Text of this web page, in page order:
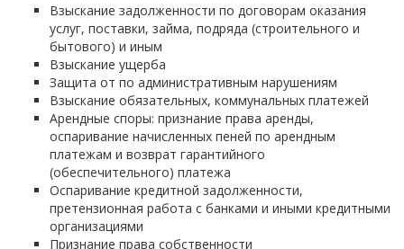
Взыскание задолженности по договорам оказания
услуг, поставки, займа, подряда (строительного и
бытового) и иным
Взыскание ущерба
Защита от по административным нарушениям
Взыскание обязательных, коммунальных платежей
Арендные споры: признание права аренды,
оспаривание начисленных пеней по арендным
платежам и возврат гарантийного
(обеспечительного) платежа
Оспаривание кредитной задолженности,
претензионная работа с банками и иными кредитными
организациями
Признание права собственности